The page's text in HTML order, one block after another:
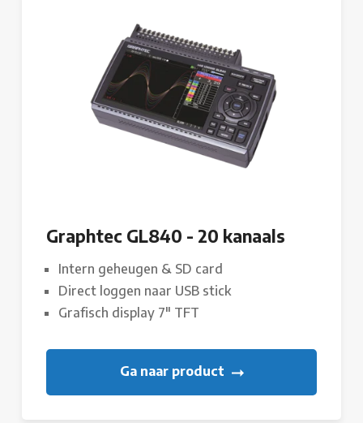
Graphtec GL840 - 20 kanaals
Intern geheugen & SD card
Direct loggen naar USB stick
Grafisch display 7" TFT
Ga naar product